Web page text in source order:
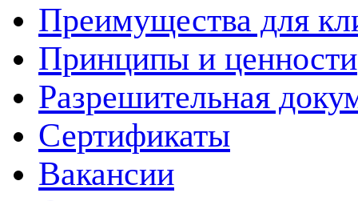
Преимущества для
Принципы и ценности
Разрешительная
Сертификаты
Вакансии